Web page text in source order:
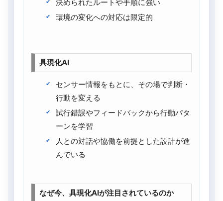
決められたルートや手順に強い
環境の変化への対応は限定的
具現化AI
センサー情報をもとに、その場で判断・
行動を変える
試行錯誤やフィードバックから行動パタ
ーンを学習
人との対話や協働を前提とした設計が進
んでいる
なぜ今、具現化AIが注目されているのか